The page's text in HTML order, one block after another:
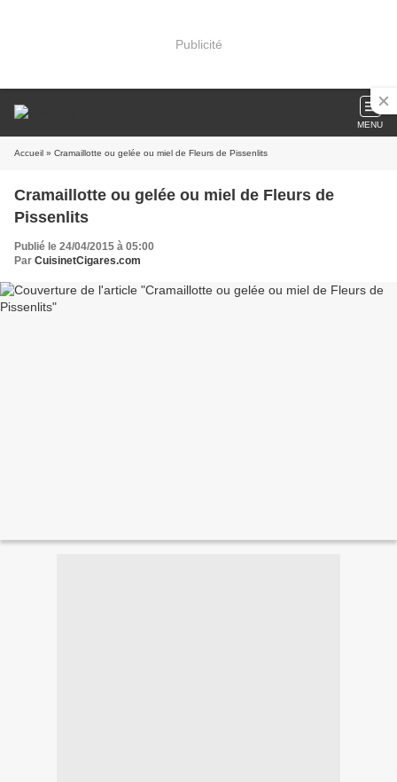
Publicité
MENU
Accueil » Cramaillotte ou gelée ou miel de Fleurs de Pissenlits
Cramaillotte ou gelée ou miel de Fleurs de
Pissenlits
Publié le 24/04/2015 à 05:00
Par CuisinetCigares.com